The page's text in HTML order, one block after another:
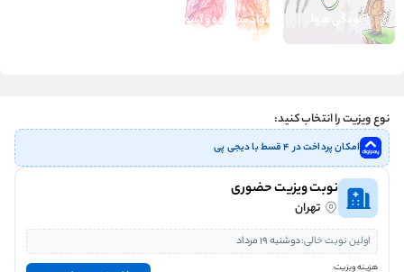
آلودگی هوا مواد شوینده و آسم
نوع ویزیت را انتخاب کنید:
امکان پرداخت در ۴ قسط با دیجی پی
نوبت ویزیت حضوری
تهران
اولین نوبت خالی:دوشنبه 19 مرداد
هزینه ویزیت: